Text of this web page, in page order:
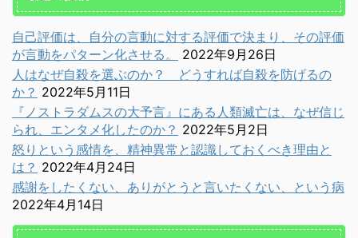
自己評価は、自分の言動に対する評価で決まり、その評価
が言動をパターン化させる。
2022年9月26日
人はなぜ自殺を選ぶのか？ どうすれば自殺を防げるの
か？ 2022年5月11日
『ノストラダムスの大予言』にある人類滅亡は、なぜ信じ
られ、エンタメ化したのか？ 2022年5月2日
怒りという感情を、精神異常と認識しておくべき理由と
は？ 2022年4月24日
感謝をしたくない、ありがとうと言いたくない、という病
2022年4月14日